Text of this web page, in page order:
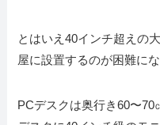
とはいえ40インチ超えの
屋に設置するのが困難にな
PCデスクは奥行き60〜